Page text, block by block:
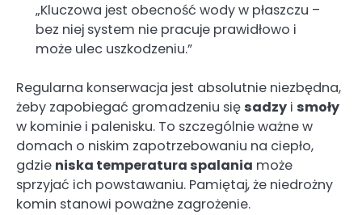
„Kluczowa jest obecność wody w płaszczu –
bez niej system nie pracuje prawidłowo i
może ulec uszkodzeniu.”
Regularna konserwacja jest absolutnie niezbędna,
żeby zapobiegać gromadzeniu się sadzy i smoły
w kominie i palenisku. To szczególnie ważne w
domach o niskim zapotrzebowaniu na ciepło,
gdzie niska temperatura spalania może
sprzyjać ich powstawaniu. Pamiętaj, że niedrożny
komin stanowi poważne zagrożenie.